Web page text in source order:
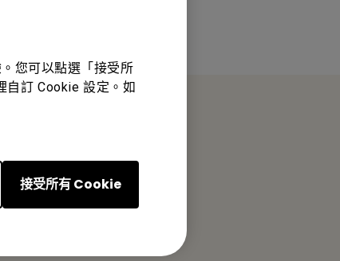
您可以點選「接受所
自訂 Cookie 設定。如
接受所有 Cookie